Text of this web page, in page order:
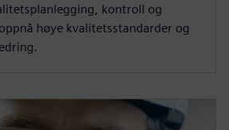
kontroll og
høye kvalitetsstandarder og